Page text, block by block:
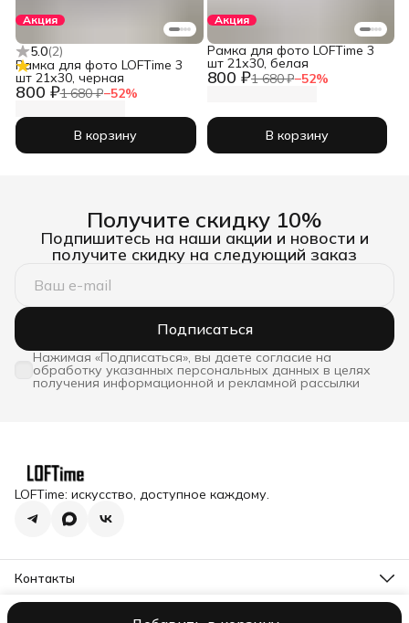
Акция
5.0(2)
800 ₽1 680 ₽−52%
Рамка для фото LOFTime 3
шт 21х30, черная
В корзину
Акция
800 ₽1 680 ₽−52%
Рамка для фото LOFTime 3
шт 21х30, белая
В корзину
Получите скидку 10%
Подпишитесь на наши акции и новости и
получите скидку на следующий заказ
Подписаться
Нажимая «Подписаться», вы даете согласие на
обработку указанных персональных данных в целях
получения информационной и рекламной рассылки
LOFTime: искусство, доступное каждому.
Контакты
Адрес